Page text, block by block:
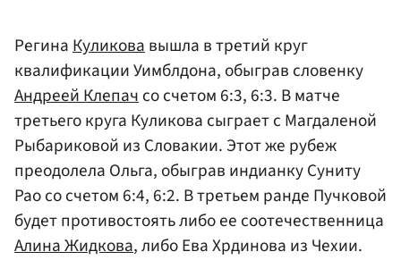
РегинаКуликовавышла в третий круг
квалификации Уимблдона, обыграв словенку
Андреей Клепачсо счетом 6:3, 6:3. В матче
третьего круга Куликова сыграет с Магдаленой
Рыбариковой из Словакии. Этот же рубеж
преодолела Ольга, обыграв индианку Суниту
Рао со счетом 6:4, 6:2. В третьем ранде Пучковой
будет противостоять либо ее соотечественница
Алина Жидкова, либо Ева Хрдинова из Чехии.